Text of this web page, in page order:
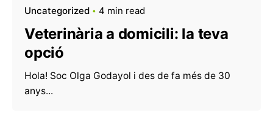
Uncategorized 4 min read
Veterinària a domicili: la teva
opció
Hola! Soc Olga Godayol i des de fa més de 30
anys...